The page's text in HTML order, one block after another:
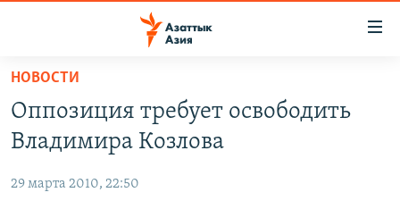
Вернуться
основному
содержанию
УЗБЕКИСТАН
ВОЙНА В УКРАИНЕ
НА ДРУГИХ ЯЗЫКАХ
НОВОСТИ
Оппозиция требует освободить
Владимира Козлова
29 марта 2010, 22:50